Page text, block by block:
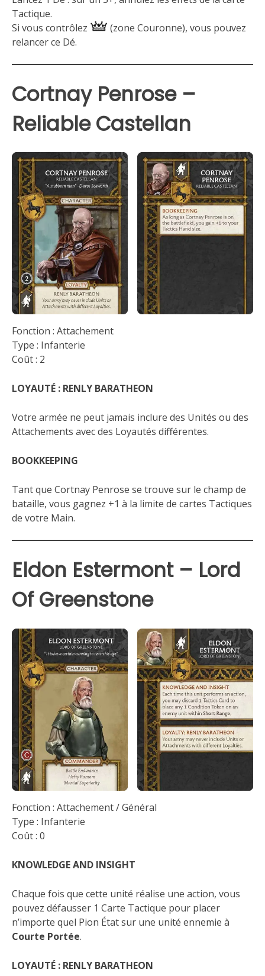
Tactique.
Si vous contrôlez
(zone Couronne), vous pouvez
relancer ce Dé.
Cortnay Penrose –
Reliable Castellan
Fonction : Attachement
Type : Infanterie
Coût : 2
LOYAUTÉ : RENLY BARATHEON
Votre armée ne peut jamais inclure des Unités ou des
Attachements avec des Loyautés différentes.
BOOKKEEPING
Tant que Cortnay Penrose se trouve sur le champ de
bataille, vous gagnez +1 à la limite de cartes Tactiques
de votre Main.
Eldon Estermont – Lord
Of Greenstone
Fonction : Attachement / Général
Type : Infanterie
Coût : 0
KNOWLEDGE AND INSIGHT
Chaque fois que cette unité réalise une action, vous
pouvez défausser 1 Carte Tactique pour placer
n’importe quel Pion État sur une unité ennemie à
Courte Portée.
LOYAUTÉ : RENLY BARATHEON